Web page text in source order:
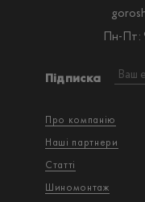
Про компанію
Наші партнери
Статті
Шиномонтаж
Підписка
Пн-Пт: